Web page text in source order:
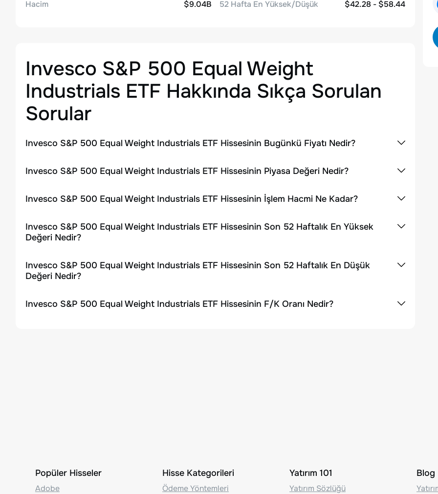
Hacim
$9.04B
52 Hafta En Yüksek/Düşük
$42.28 - $58.44
Invesco S&P 500 Equal Weight
Industrials ETF Hakkında Sıkça Sorulan
Sorular
Invesco S&P 500 Equal Weight Industrials ETF Hissesinin Bugünkü Fiyatı Nedir?
Invesco S&P 500 Equal Weight Industrials ETF Hissesinin Piyasa Değeri Nedir?
Invesco S&P 500 Equal Weight Industrials ETF Hissesinin İşlem Hacmi Ne Kadar?
Invesco S&P 500 Equal Weight Industrials ETF Hissesinin Son 52 Haftalık En Yüksek
Değeri Nedir?
Invesco S&P 500 Equal Weight Industrials ETF Hissesinin Son 52 Haftalık En Düşük
Değeri Nedir?
Invesco S&P 500 Equal Weight Industrials ETF Hissesinin F/K Oranı Nedir?
Popüler Hisseler
Adobe
Hisse Kategorileri
Ödeme Yöntemleri
Yatırım 101
Yatırım Sözlüğü
Blog